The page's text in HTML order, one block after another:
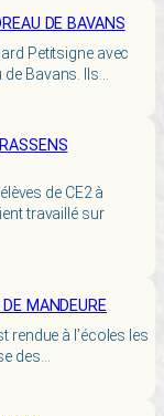
DE BAVANS
Petitsigne avec
de Bavans. Ils…
de CE2 à
travaillé sur
MANDEURE
rendue à l’écoles les
des…